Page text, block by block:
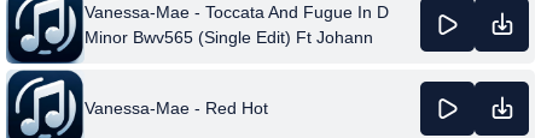
Vanessa-Mae - Toccata And Fugue In D
Minor Bwv565 (Single Edit) Ft Johann
Vanessa-Mae - Red Hot